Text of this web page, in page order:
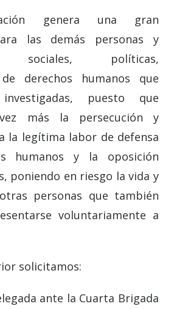
genera una gran
las demás personas y
sociales, políticas,
derechos humanos que
puesto que
más la persecución y
la legítima labor de defensa
humanos y la oposición
poniendo en riesgo la vida y
personas que también
voluntariamente a
solicitamos:
ante la Cuarta Brigada